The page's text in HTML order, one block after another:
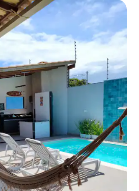
s oznakom „Odabrali gosti”